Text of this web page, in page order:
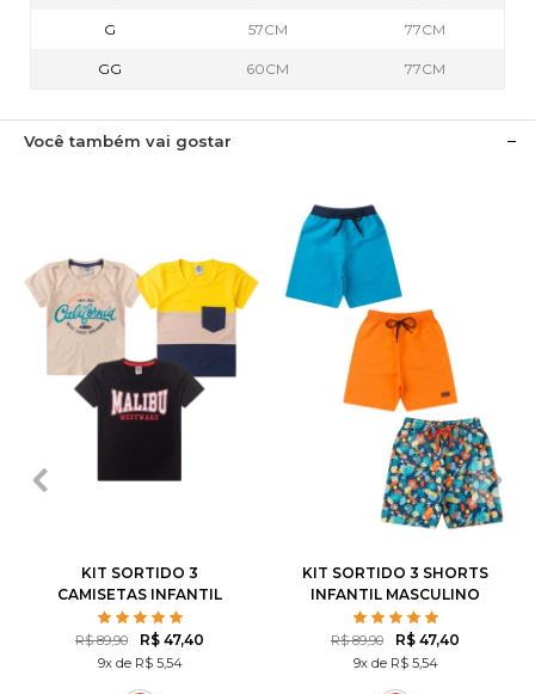
G 57CM 77CM
GG 60CM 77CM
Você também vai gostar
2 3 4
KIT SORTIDO 3
CAMISETAS INFANTIL
MASCULINO AVULSO
R$ 89,90 R$ 47,40
9x de R$ 5,54
3 4 6
10 12
KIT SORTIDO 3 SHORTS
INFANTIL MASCULINO
AVULSO
R$ 89,90 R$ 47,40
9x de R$ 5,54